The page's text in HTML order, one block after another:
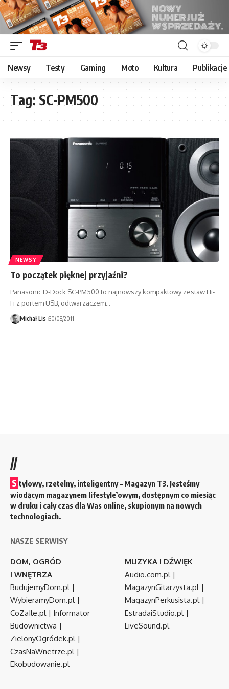
Newsy Testy Gaming Moto Kultura Publikacje
Tag: SC-PM500
NEWSY
To początek pięknej przyjaźni?
Panasonic D-Dock SC-PM500 to najnowszy kompaktowy zestaw Hi-
Fi z portem USB, odtwarzaczem…
Michał Lis 30/08/2011
//
S tylowy, rzetelny, inteligentny – Magazyn T3. Jesteśmy
wiodącym magazynem lifestyle’owym, dostępnym co miesiąc
w druku i cały czas dla Was online, skupionym na nowych
technologiach.
NASZE SERWISY
DOM, OGRÓD
I WNĘTRZA
BudujemyDom.pl|
WybieramyDom.pl|
CoZaIle.pl| Informator
Budownictwa |
ZielonyOgródek.pl|
CzasNaWnetrze.pl|
Ekobudowanie.pl
MUZYKA I DŹWIĘK
Audio.com.pl|
MagazynGitarzysta.pl|
MagazynPerkusista.pl|
EstradaiStudio.pl|
LiveSound.pl